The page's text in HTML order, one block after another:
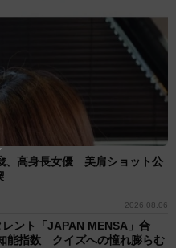
、高身長女優 美肩ショット公
2026.08.06
ント「JAPAN MENSA」合
能指数 クイズへの憧れ膨らむ